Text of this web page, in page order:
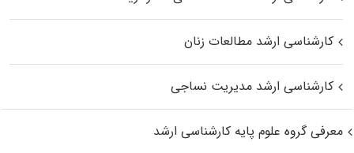
کارشناسی ارشد مطالعات زنان
کارشناسی ارشد مدیریت نساجی
معرفی گروه علوم پایه کارشناسی ارشد